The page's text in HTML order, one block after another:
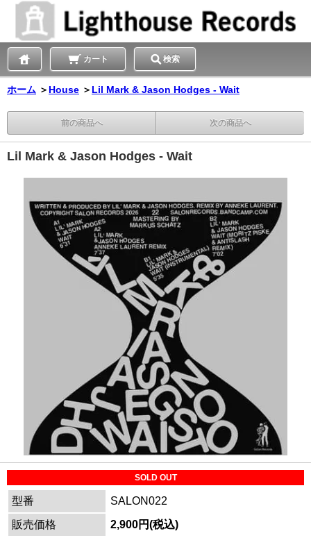
カート 検索
ホーム ＞ House ＞ Lil Mark & Jason Hodges - Wait
前の商品へ 次の商品へ
Lil Mark & Jason Hodges - Wait
SOLD OUT
型番
SALON022
販売価格
2,900円(税込)